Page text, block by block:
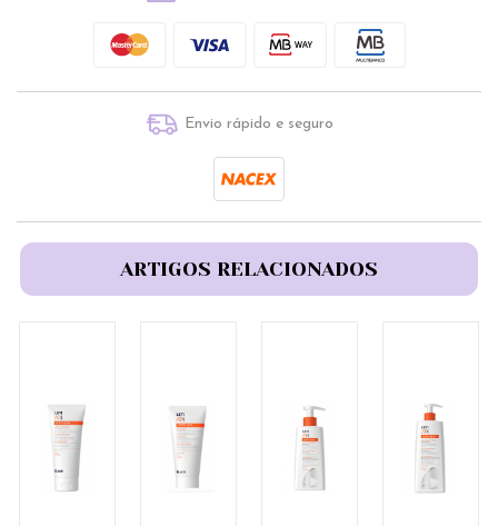
Envio rápido e seguro
ARTIGOS RELACIONADOS